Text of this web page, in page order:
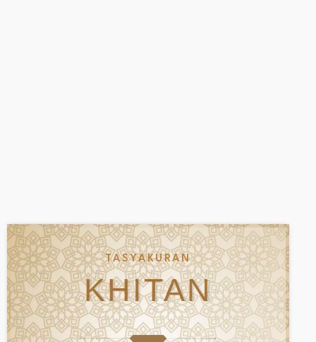
TASYAKURAN
KHITAN